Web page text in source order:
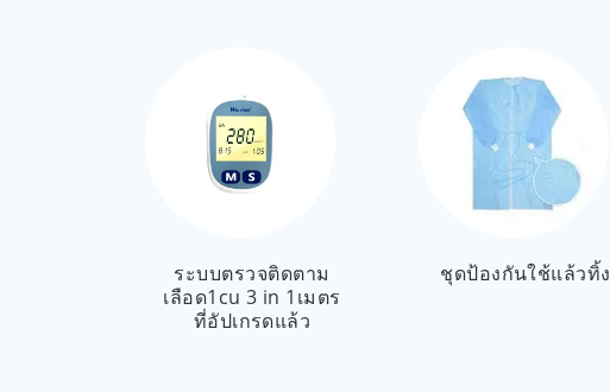
ระบบตรวจติดตาม
เลือด1cu 3 in 1เมตร
ที่อัปเกรดแล้ว
ชุดป้องกันใช้แล้วทิ้ง